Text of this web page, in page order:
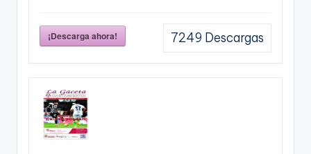
¡Descarga ahora! 7249 Descargas